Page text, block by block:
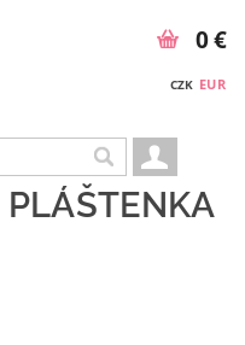
CZK EUR
0 €
PLÁŠTENKA